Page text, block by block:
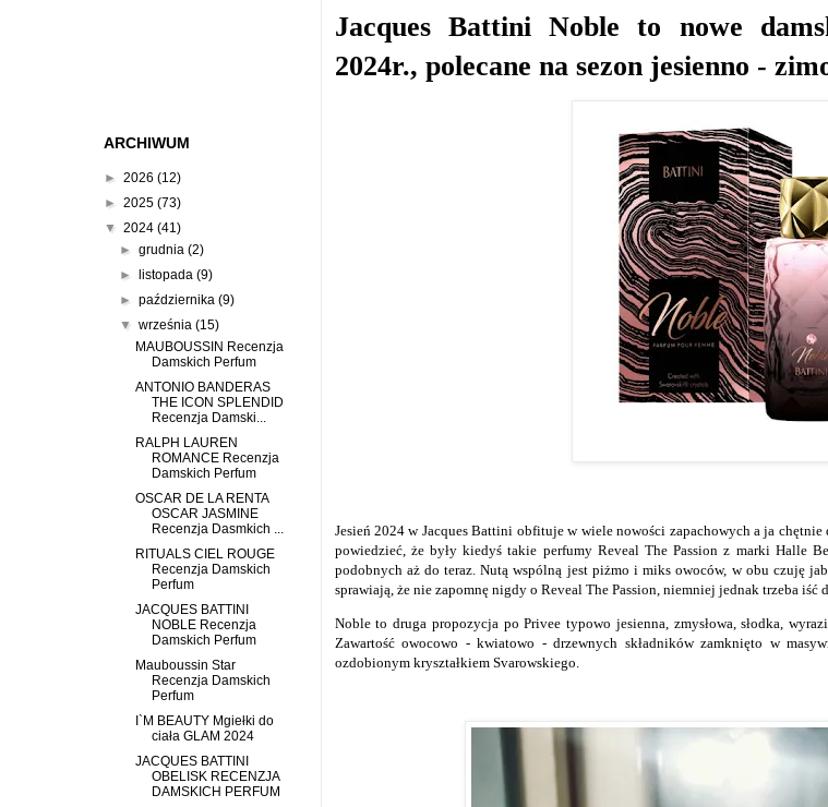
Jacques Battini Noble to nowe
2024r., polecane na sezon jesienno -
Jesień 2024 w Jacques Battini obfituje w wiele nowości zapachowych a ja
powiedzieć, że były kiedyś takie perfumy Reveal The Passion z marki Halle
podobnych aż do teraz. Nutą wspólną jest piżmo i miks owoców, w obu czuję
sprawiają, że nie zapomnę nigdy o Reveal The Passion, niemniej jednak trzeba iść
Noble to druga propozycja po Privee typowo jesienna, zmysłowa, słodka,
Zawartość owocowo - kwiatowo - drzewnych składników zamknięto w
ozdobionym kryształkiem Svarowskiego.
ARCHIWUM
► 2026 (12)
► 2025 (73)
▼ 2024 (41)
► grudnia (2)
► listopada (9)
► października (9)
▼ września (15)
MAUBOUSSIN Recenzja
Damskich Perfum
ANTONIO BANDERAS
THE ICON SPLENDID
Recenzja Damski...
RALPH LAUREN
ROMANCE Recenzja
Damskich Perfum
OSCAR DE LA RENTA
OSCAR JASMINE
Recenzja Dasmkich ...
RITUALS CIEL ROUGE
Recenzja Damskich
Perfum
JACQUES BATTINI
NOBLE Recenzja
Damskich Perfum
Mauboussin Star
Recenzja Damskich
Perfum
I`M BEAUTY Mgiełki do
ciała GLAM 2024
JACQUES BATTINI
OBELISK RECENZJA
DAMSKICH PERFUM